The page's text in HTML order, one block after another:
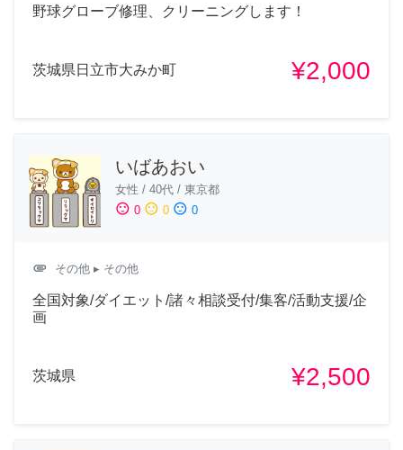
野球グローブ修理、クリーニングします！
茨城県日立市大みか町 ¥2,000
いばあおい
女性 / 40代 / 東京都
sentiment_satisfied 0 sentiment_neutral 0 sentiment_dissatisfied 0
attachment その他 ▸ その他
全国対象/ダイエット/諸々相談受付/集客/活動支援/企
画
茨城県 ¥2,500